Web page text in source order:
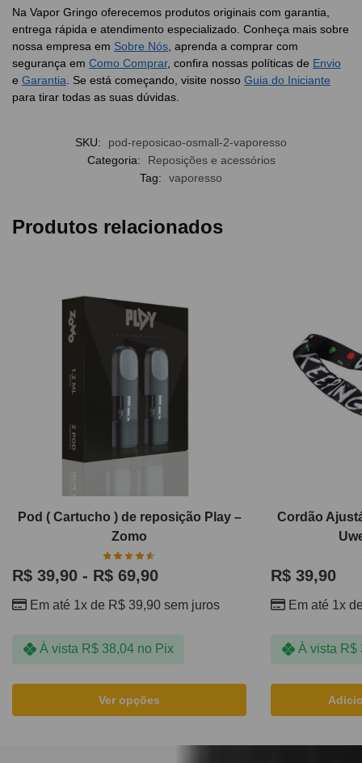
Na Vapor Gringo oferecemos produtos originais com garantia,
entrega rápida e atendimento especializado. Conheça mais sobre
nossa empresa em Sobre Nós , aprenda a comprar com
segurança em Como Comprar, confira nossas políticas de Envio
e Garantia . Se está começando, visite nosso Guia do Iniciante
para tirar todas as suas dúvidas.
SKU:
pod-reposicao-osmall-2-vaporesso
Categoria:
Reposições e acessórios
Tag:
vaporesso
Produtos relacionados
Pod ( Cartucho ) de reposição Play –
Zomo
R$ 39,90 - R$ 69,90
Em até 1x de R$ 39,90 sem juros
À vista R$38,04 no Pix
Ver opções
Cordão
R$ 39,90
Em até 1x
À vista R$